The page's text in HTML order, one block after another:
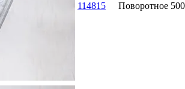
114815 Поворотное